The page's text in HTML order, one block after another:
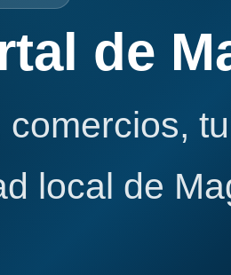
de
comercios,
local de